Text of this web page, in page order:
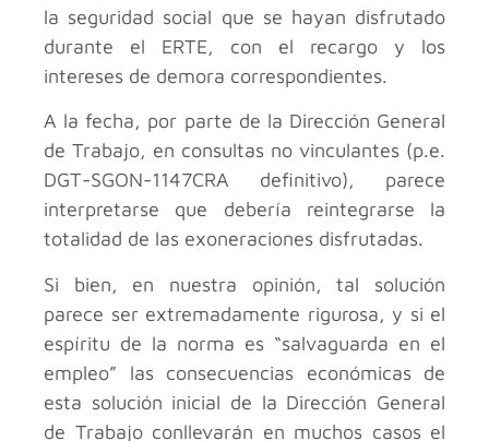
la seguridad social que se hayan disfrutado
durante el ERTE, con el recargo y los
intereses de demora correspondientes.
A la fecha, por parte de la Dirección General
de Trabajo, en consultas no vinculantes (p.e.
DGT-SGON-1147CRA definitivo), parece
interpretarse que debería reintegrarse la
totalidad de las exoneraciones disfrutadas.
Si bien, en nuestra opinión, tal solución
parece ser extremadamente rigurosa, y si el
espíritu de la norma es “salvaguarda en el
empleo” las consecuencias económicas de
esta solución inicial de la Dirección General
de Trabajo conllevarán en muchos casos el